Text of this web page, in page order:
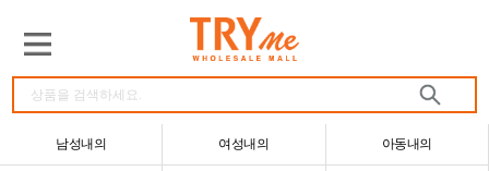
남성내의 여성내의 아동내의